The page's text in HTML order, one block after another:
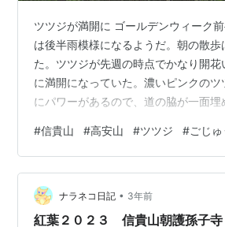
ツツジが満開に ゴールデンウィーク
は後半雨模様になるようだ。朝の散
た。ツツジが先週の時点でかなり開花
に満開になっていた。濃いピンクの
にパワーがあるので、道の脇が一面埋
が、ツツジも二番手グループくらいに
はないかと思う。 一面ツツジで染ま
策路は先週キリシマツツジが満開だ
過ぎていた。ただ、その向こうに咲い
ンクのヒラドツツジがいい色の対照を
#信貴山 #高安山 #ツツジ #ごじ
ナラネコ日記 • 3年前
紅葉２０２３ 信貴山朝護孫子寺